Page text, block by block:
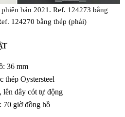
bản 2021. Ref. 124273 bằng
124270 bằng thép (phải)
36 mm
thép Oystersteel
lên dây cót tự động
70 giờ đồng hồ